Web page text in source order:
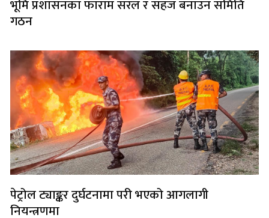
भूमि प्रशासनका फाराम सरल र सहज बनाउन समिति
गठन
पेट्रोल ट्याङ्कर दुर्घटनामा परी भएको आगलागी
नियन्त्रणमा